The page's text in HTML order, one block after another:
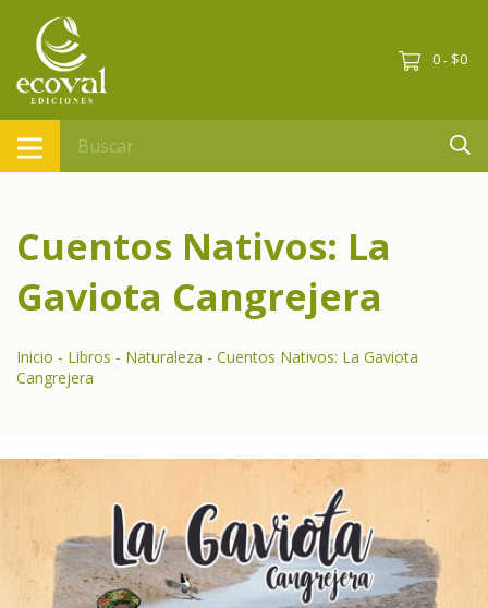
0 - $0
Cuentos Nativos: La
Gaviota Cangrejera
Inicio - Libros - Naturaleza - Cuentos Nativos: La Gaviota
Cangrejera